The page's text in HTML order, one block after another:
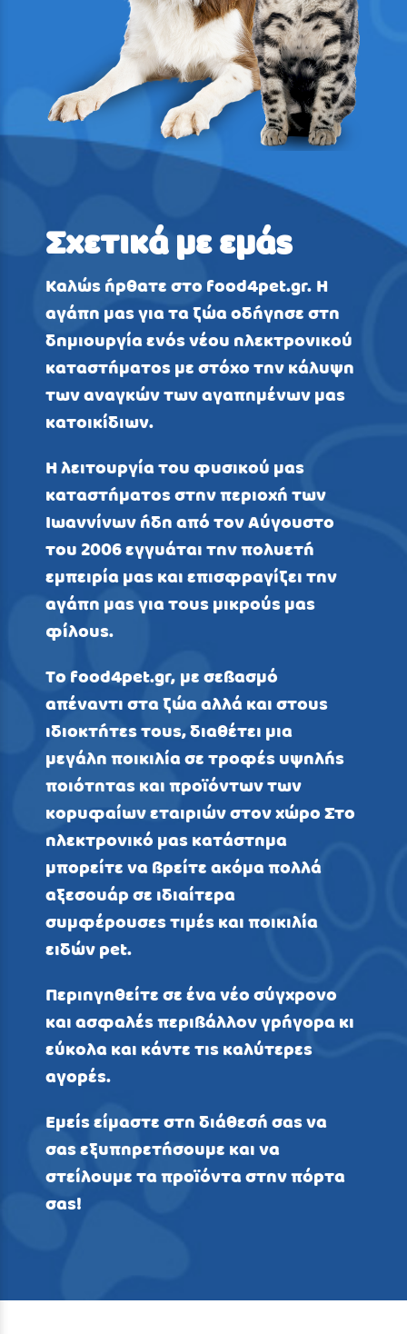
Σχετικά με εμάς
Καλώς ήρθατε στοfood4pet.gr. Η
αγάπη μας για τα ζώα οδήγησε στη
δημιουργία ενός νέου ηλεκτρονικού
καταστήματος με στόχο την κάλυψη
των αναγκών των αγαπημένων μας
κατοικίδιων.
Η λειτουργία του φυσικού μας
καταστήματος στην περιοχή των
Ιωαννίνων ήδη από τον Αύγουστο
του 2006 εγγυάται την πολυετή
εμπειρία μας και επισφραγίζει την
αγάπη μας για τους μικρούς μας
φίλους.
Το food4pet.gr, με σεβασμό
απέναντι στα ζώα αλλά και στους
ιδιοκτήτες τους, διαθέτει μια
μεγάλη ποικιλία σε τροφές υψηλής
ποιότητας και προϊόντων των
κορυφαίων εταιριών στον χώρο Στο
ηλεκτρονικό μας κατάστημα
μπορείτε να βρείτε ακόμα πολλά
αξεσουάρ σε ιδιαίτερα
συμφέρουσες τιμές και ποικιλία
ειδών pet.
Περιηγηθείτε σε ένα νέο σύγχρονο
και ασφαλές περιβάλλον γρήγορα κι
εύκολα και κάντε τις καλύτερες
αγορές.
Εμείς είμαστε στη διάθεσή σας να
σας εξυπηρετήσουμε και να
στείλουμε τα προϊόντα στην πόρτα
σας!